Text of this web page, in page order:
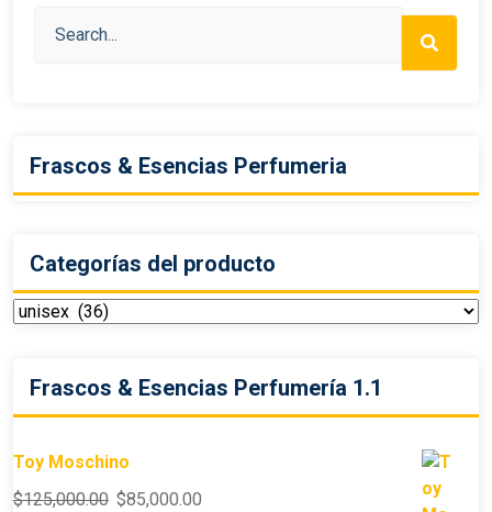
Frascos & Esencias Perfumeria
Categorías del producto
Frascos & Esencias Perfumería 1.1
Toy Moschino
$125,000.00 $85,000.00